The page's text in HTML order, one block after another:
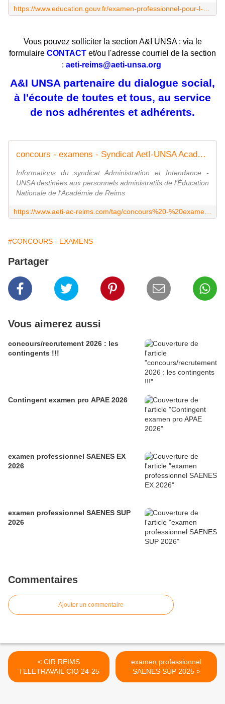
Vous pouvez solliciter la section A&I UNSA : via le
formulaire CONTACT et/ou l'adresse courriel de la section
: aeti-reims@aeti-unsa.org
A&I UNSA partenaire du dialogue social,
à l'écoute de toutes et tous, au service
de nos adhérentes et adhérents.
concours - examens - Syndicat AetI-UNSA Académie Reims
Informations du syndicat Administration et Intendance -
UNSA destinées aux personnels administratifs de l'Éducation
Nationale de l'Académie de Reims
#CONCOURS - EXAMENS
Partager
Vous aimerez aussi
concours/recrutement 2026 : les
contingents !!!
Contingent examen pro APAE 2026
examen professionnel SAENES EX
2026
examen professionnel SAENES SUP
2026
Commentaires
Ajouter un commentaire
< CIR REIMS
TELETRAVAIL CIO 24-25
examen professionnel
SAENES SUP 2025 >